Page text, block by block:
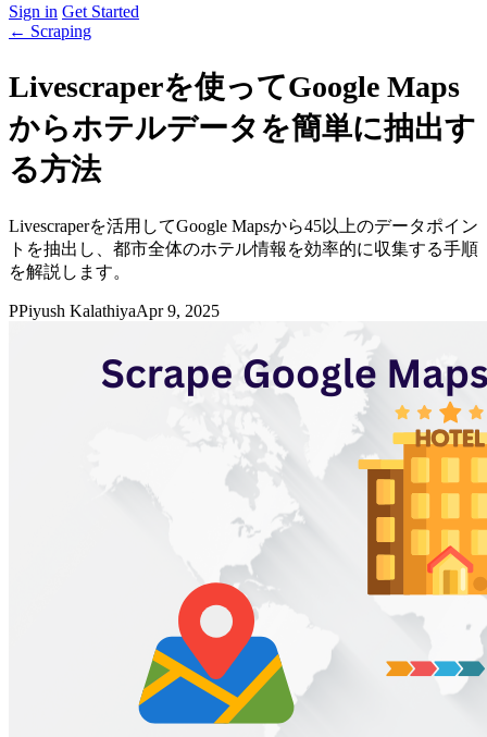
Sign in Get Started
← Scraping
Livescraperを使ってGoogle Maps
からホテルデータを簡単に抽出す
る方法
Livescraperを活用してGoogle Mapsから45以上のデータポイン
トを抽出し、都市全体のホテル情報を効率的に収集する手順
を解説します。
PPiyush KalathiyaApr 9, 2025